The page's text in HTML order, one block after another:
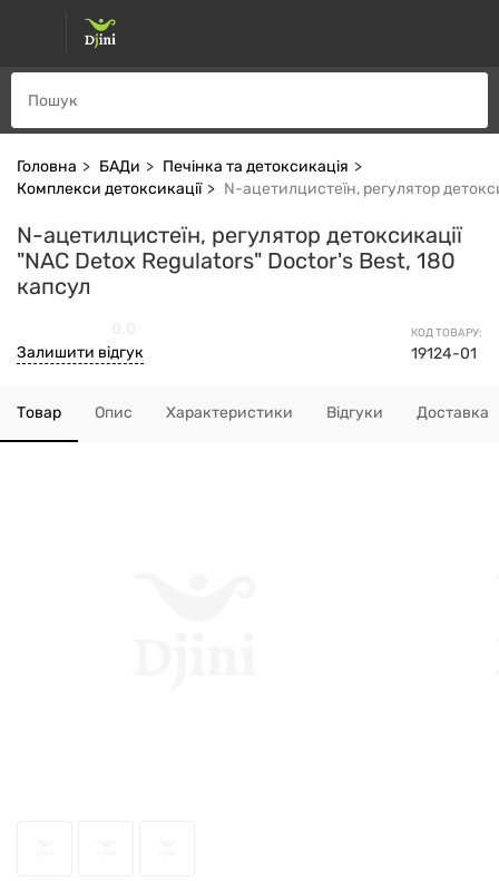
Головна БАДи
Печінка та детоксикація
Комплекси детоксикації
N-ацетилцистеїн, регулятор
N-ацетилцистеїн, регулятор детоксикації
"NAC Detox Regulators" Doctor's Best, 180
капсул
КОД ТОВАРУ:
19124-01
Залишити відгук
Товар Опис Характеристики Відгуки Доставка